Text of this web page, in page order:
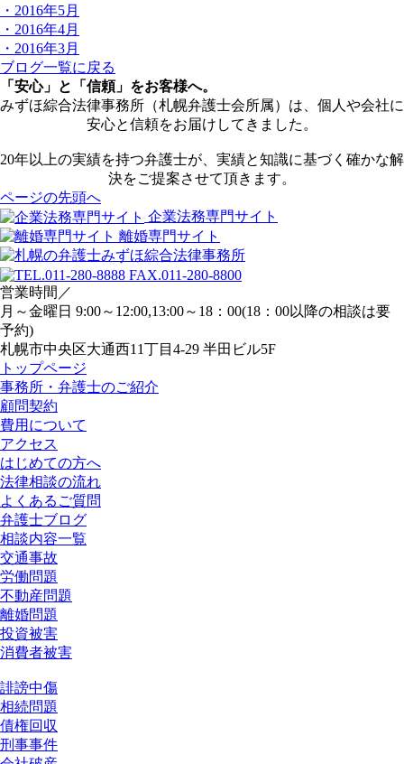
・2016年5月
・2016年4月
・2016年3月
ブログ一覧に戻る
「安心」と「信頼」をお客様へ。
みずほ綜合法律事務所（札幌弁護士会所属）は、個人や会社に
安心と信頼をお届けしてきました。
20年以上の実績を持つ弁護士が、実績と知識に基づく確かな解
決をご提案させて頂きます。
ページの先頭へ
企業法務専門サイト
離婚専門サイト
営業時間／
月～金曜日 9:00～12:00,13:00～18：00(18：00以降の相談は要
予約)
札幌市中央区大通西11丁目4-29 半田ビル5F
トップページ
事務所・弁護士のご紹介
顧問契約
費用について
アクセス
はじめての方へ
法律相談の流れ
よくあるご質問
弁護士ブログ
相談内容一覧
交通事故
労働問題
不動産問題
離婚問題
投資被害
消費者被害
誹謗中傷
相続問題
債権回収
刑事事件